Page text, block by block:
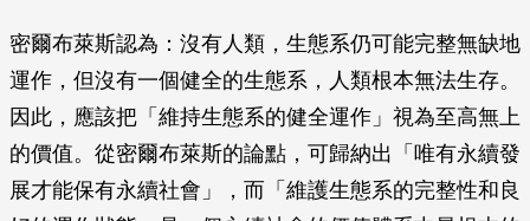
密爾布萊斯認為：沒有人類，生態系仍可能完整無缺地
運作，但沒有一個健全的生態系，人類根本無法生存。
因此，應該把「維持生態系的健全運作」視為至高無上
的價值。從密爾布萊斯的論點，可歸納出「唯有永續發
展才能保有永續社會」，而「維護生態系的完整性和良